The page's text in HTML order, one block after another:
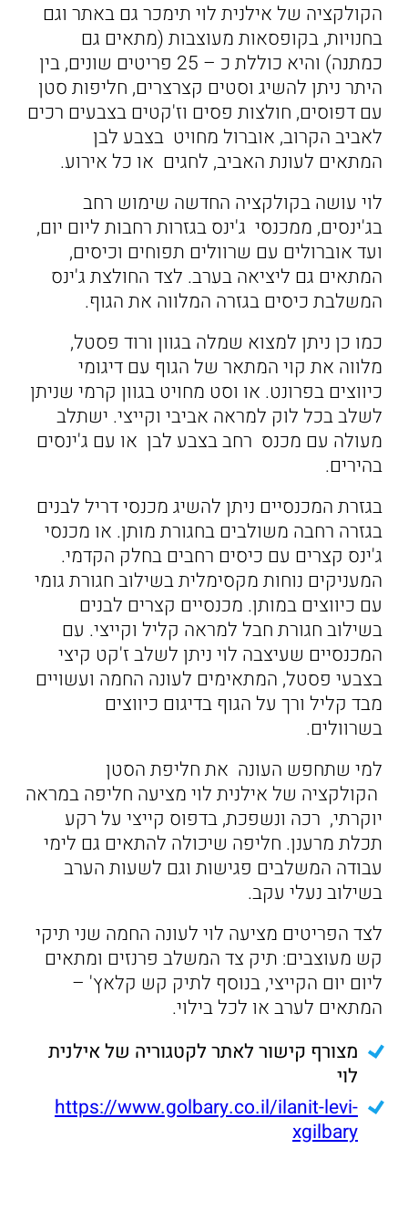
הקולקציה של אילנית לוי תימכר גם באתר וגם
בחנויות, בקופסאות מעוצבות (מתאים גם
כמתנה) והיא כוללת כ – 25 פריטים שונים, בין
היתר ניתן להשיג וסטים קצרצרים, חליפות סטן
עם דפוסים, חולצות פסים וז'קטים בצבעים רכים
לאביב הקרוב, אוברול מחויט בצבע לבן
המתאים לעונת האביב, לחגים או כל אירוע.
לוי עושה בקולקציה החדשה שימוש רחב
בג'ינסים, ממכנסי ג'ינס בגזרות רחבות ליום יום,
ועד אוברולים עם שרוולים תפוחים וכיסים,
המתאים גם ליציאה בערב. לצד החולצת ג'ינס
המשלבת כיסים בגזרה המלווה את הגוף.
כמו כן ניתן למצוא שמלה בגוון ורוד פסטל,
מלווה את קוי המתאר של הגוף עם דיגומי
כיווצים בפרונט. או וסט מחויט בגוון קרמי שניתן
לשלב בכל לוק למראה אביבי וקייצי. ישתלב
מעולה עם מכנס רחב בצבע לבן או עם ג'ינסים
בהירים.
בגזרת המכנסיים ניתן להשיג מכנסי דריל לבנים
בגזרה רחבה משולבים בחגורת מותן. או מכנסי
ג'ינס קצרים עם כיסים רחבים בחלק הקדמי.
המעניקים נוחות מקסימלית בשילוב חגורת גומי
עם כיווצים במותן. מכנסיים קצרים לבנים
בשילוב חגורת חבל למראה קליל וקייצי. עם
המכנסיים שעיצבה לוי ניתן לשלב ז'קט קיצי
בצבעי פסטל, המתאימים לעונה החמה ועשויים
מבד קליל ורך על הגוף בדיגום כיווצים
בשרוולים.
למי שתחפש העונה את חליפת הסטן
הקולקציה של אילנית לוי מציעה חליפה במראה
יוקרתי, רכה ונשפכת, בדפוס קייצי על רקע
תכלת מרענן. חליפה שיכולה להתאים גם לימי
עבודה המשלבים פגישות וגם לשעות הערב
בשילוב נעלי עקב.
לצד הפריטים מציעה לוי לעונה החמה שני תיקי
קש מעוצבים: תיק צד המשלב פרנזים ומתאים
ליום יום הקייצי, בנוסף לתיק קש קלאץ' –
המתאים לערב או לכל בילוי.
מצורף קישור לאתר לקטגוריה של אילנית
לוי
https://www.golbary.co.il/ilanit-levi-
xgilbary